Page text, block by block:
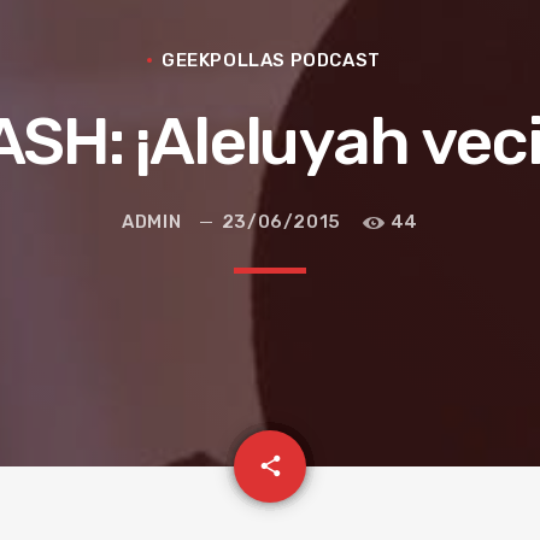
GEEKPOLLAS PODCAST
¡Aleluyah
ADMIN 23/06/2015 44
share
email